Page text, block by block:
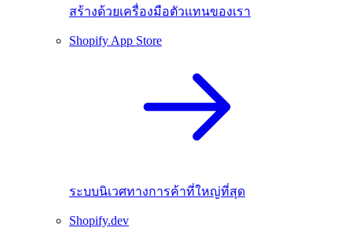
สร้างด้วยเครื่องมือตัวแทนของเรา
Shopify App Store
ระบบนิเวศทางการค้าที่ใหญ่ที่สุด
Shopify.dev